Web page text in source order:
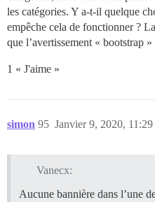
les catégories. Y a-t-il quelque
empêche cela de fonctionner ?
que l’avertissement « bootstrap
1 « J'aime »
simon Janvier 9, 2020, 11:29
95
Vanecx:
Aucune bannière dans l’une